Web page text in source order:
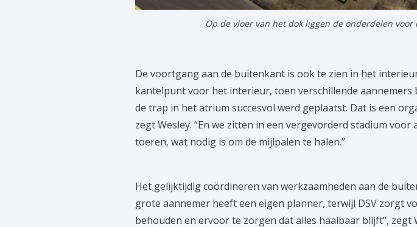
Op de vloer van het dok liggen de onderdelen
De voortgang aan de buitenkant is ook te zien in het
kantelpunt voor het interieur, toen verschillende
de trap in het atrium succesvol werd geplaatst. Dat is een
zegt Wesley. “En we zitten in een vergevorderd stadium
toeren, wat nodig is om de mijlpalen te halen.”
Het gelijktijdig coördineren van werkzaamheden aan de
grote aannemer heeft een eigen planner, terwijl DSV zorgt
behouden en ervoor te zorgen dat alles haalbaar blijft”,